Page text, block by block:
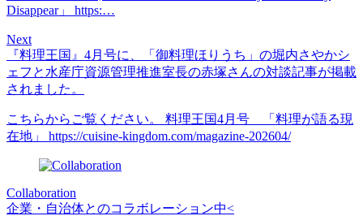
Disappear」 https:…
Next
『料理王国』4月号に、「御料理ほりうち」の堀内さやかシ
ェフと水産庁資源管理推進室長の赤塚さんの対談記事が掲載
されました。
こちらからご覧ください。 料理王国4月号 「料理が語る現
在地」 https://cuisine-kingdom.com/magazine-202604/
Collaboration
企業・自治体とのコラボレーション中<